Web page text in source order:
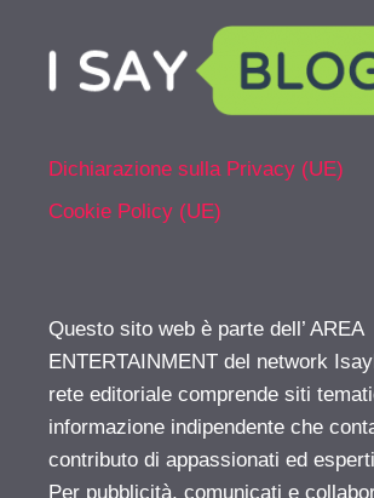
Dichiarazione sulla Privacy (UE)
Cookie Policy (UE)
Questo sito web è parte dell’ AREA
ENTERTAINMENT del network
rete editoriale comprende siti
informazione indipendente che
contributo di appassionati ed
Per pubblicità, comunicati e